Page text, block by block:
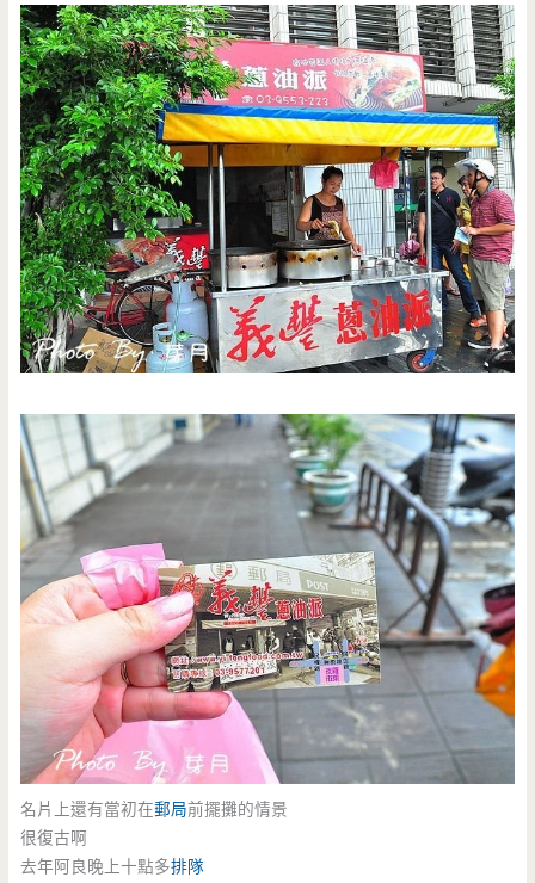
名片上還有當初在郵局前擺攤的情景
很復古啊
去年阿良晚上十點多排隊